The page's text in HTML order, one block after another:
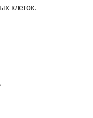
клеток.